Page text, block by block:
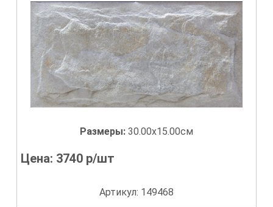
Размеры: 30.00x15.00см
Цена: 3740 р/шт
Артикул: 149468